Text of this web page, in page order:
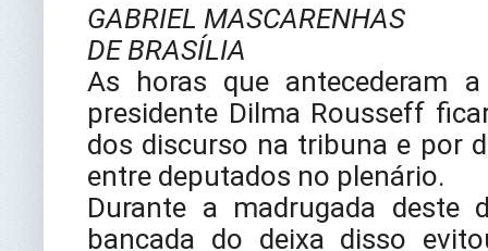
GABRIEL MASCARENHAS
DE BRASÍLIA
As horas que antecederam
presidente Dilma Rousseff
dos discurso na tribuna e por
entre deputados no plenário.
Durante a madrugada deste
bancada do deixa disso